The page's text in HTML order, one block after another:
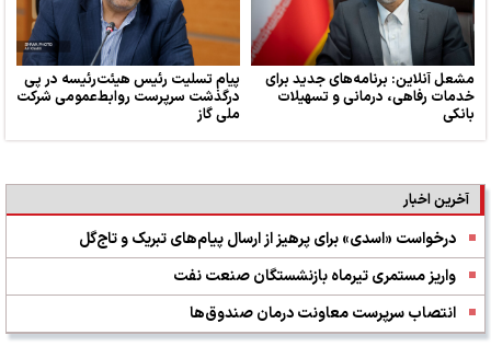
آخرین اخبار
درخواست «اسدی» برای پرهیز از ارسال پیام‌های تبریک و تاج‌گل
واریز مستمری تیرماه بازنشستگان صنعت نفت
انتصاب سرپرست معاونت درمان صندوق‌ها
مشعل آنلاین: برنامه‌های جدید برای
خدمات رفاهی، درمانی و تسهیلات
بانکی
پیام تسلیت رئیس هیئت‌رئیسه در پی
درگذشت سرپرست روابط‌عمومی شرکت
ملی گاز